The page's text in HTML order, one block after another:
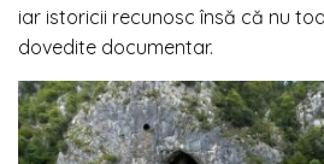
iar istoricii recunosc însă că nu
dovedite documentar.